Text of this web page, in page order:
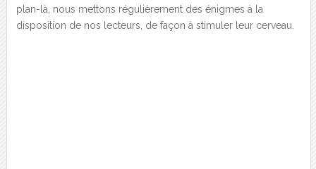
plan-là, nous mettons régulièrement des énigmes à la
disposition de nos lecteurs, de façon à stimuler leur cerveau.